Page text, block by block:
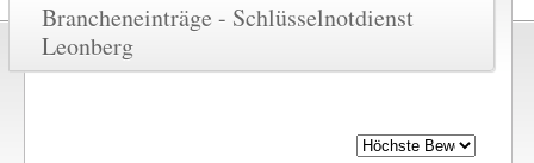
Brancheneinträge - Schlüsselnotdienst
Leonberg